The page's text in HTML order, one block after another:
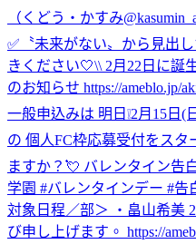
（くどう・かすみ
✅〝未来がない〟から見出し
きください🤍\\ 2月22日に誕
のお知らせ https://ameblo.jp/
一般申込みは 明日❕2月15日(
の 個人FC枠応募受付をスタ
ますか？💘 バレンタイン告
学園 #バレンタインデー #
対象日程／部＞ ・畠山希美
び申し上げます。 https://